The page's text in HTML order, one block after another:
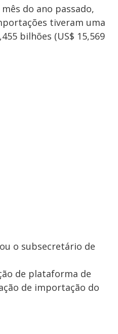
do ano passado,
tiveram uma
bilhões (US$ 15,569
o subsecretário de
de plataforma de
de importação do